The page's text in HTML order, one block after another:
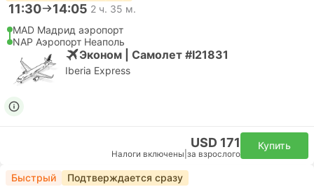
11:30 14:05 2 ч. 35 м.
MAD Мадрид аэропорт
NAP Аэропорт Неаполь
Эконом | Самолет #I21831
Iberia Express
USD 171
Налоги включены за взрослого
Купить
Быстрый Подтверждается сразу